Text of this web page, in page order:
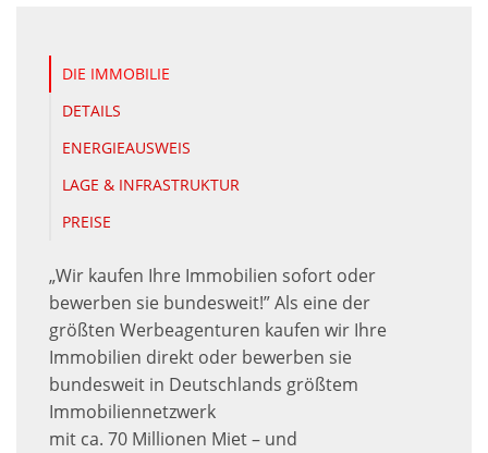
DIE IMMOBILIE
DETAILS
ENERGIEAUSWEIS
LAGE & INFRASTRUKTUR
PREISE
„Wir kaufen Ihre Immobilien sofort oder
bewerben sie bundesweit!” Als eine der
größten Werbeagenturen kaufen wir Ihre
Immobilien direkt oder bewerben sie
bundesweit in Deutschlands größtem
Immobiliennetzwerk
mit ca. 70 Millionen Miet – und